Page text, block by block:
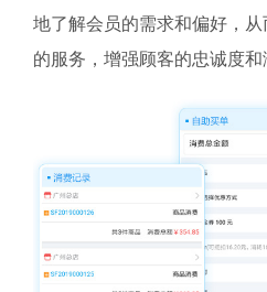
地了解会员的需求和偏好，
的服务，增强顾客的忠诚度和